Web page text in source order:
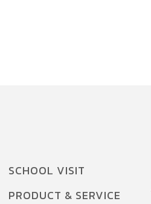
SCHOOL VISIT
PRODUCT & SERVICE